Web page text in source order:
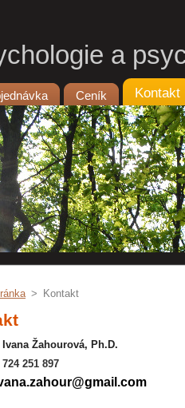
a
Ceník Kontakt
> Kontakt
Ivana Žahourová, Ph.D.
251 897